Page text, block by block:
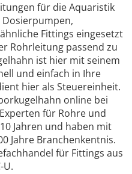
für die Aquaristik
Fittings eingesetzt
Rohrleitung passend zu
ist hier mit seinem
und einfach in Ihre
hier als Steuereinheit.
online bei
für Rohre und
Jahren und haben mit
Jahre Branchenkentnis.
für Fittings aus
U.